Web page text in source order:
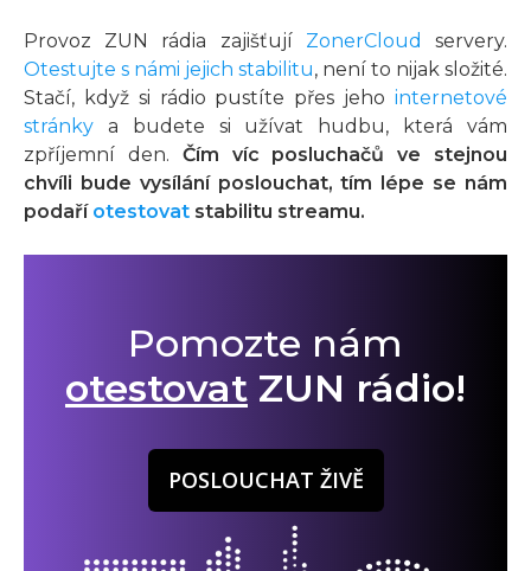
Provoz ZUN rádia zajišťují ZonerCloud
servery.
Otestujte s námi jejich stabilitu, není to nijak složité.
Stačí, když si rádio pustíte přes jeho internetové
stránky a budete si užívat hudbu, která vám
zpříjemní den. Čím víc posluchačů ve stejnou
chvíli bude vysílání poslouchat, tím lépe se nám
podaří otestovat stabilitu streamu.
Pomozte nám
otestovat ZUN rádio!
POSLOUCHAT ŽIVĚ